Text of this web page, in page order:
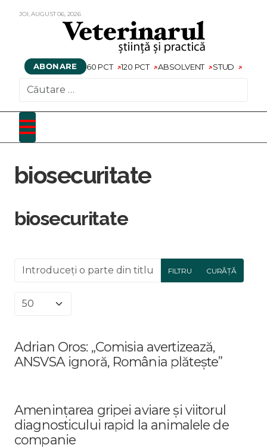
JOI,AUGUST06, 2026
ABONARE 60 PCT 120 PCT ABSOLVENT STUD
biosecuritate
biosecuritate
Introduceți o parte din titlu. FILTRU CURĂȚĂ
Afișare #
Adrian Oros: „Comisia avertizează,
ANSVSA ignoră, România plătește”
Amenințarea gripei aviare și viitorul
diagnosticului rapid la animalele de
companie